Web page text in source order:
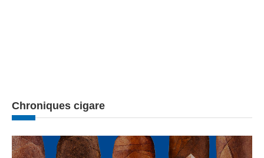
Chroniques cigare